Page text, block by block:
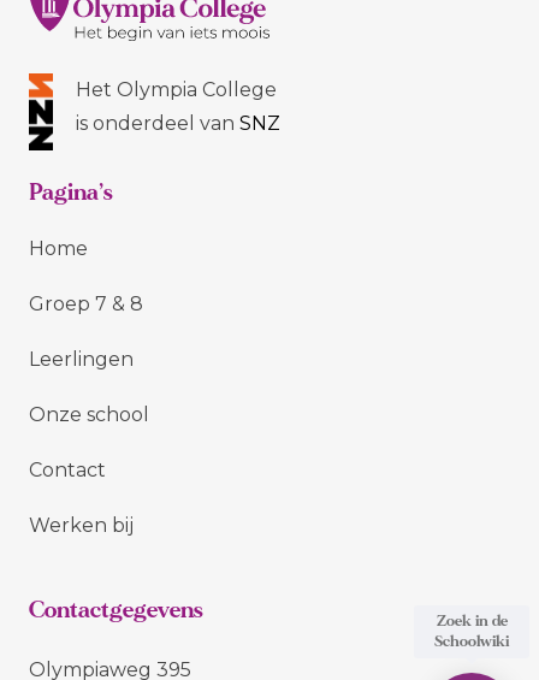
Het Olympia College
is onderdeel vanSNZ
Pagina’s
Home
Groep 7 & 8
Leerlingen
Onze school
Contact
Werken bij
Contactgegevens
Olympiaweg 395